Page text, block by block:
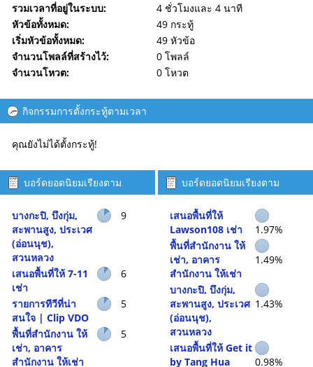
รวมเวลาที่อยู่ในระบบ:
4 ชั่วโมงและ 4 นาที
หัวข้อทั้งหมด:
49 กระทู้
เริ่มหัวข้อทั้งหมด:
49 หัวข้อ
จำนวนโพลล์ที่สร้างไว้:
0 โพลล์
จำนวนโหวต:
0 โหวต
กิจกรรมการตั้งกระทู้ตามเวลา
คุณยังไม่ได้ตั้งกระทู้!
บอร์ดยอดนิยมเรียงตาม
บางกะปิ, บึงกุ่ม,
สะพานสูง, ประเวศ
(อ่อนนุช),
สวนหลวง
9
เสนอพื้นที่ให้ 7-11
เช่า
6
รายการทีวีที่น่า
สนใจ | Clip VDO
5
พื้นที่สำนักงาน ให้
เช่า, อาคาร
สำนักงาน ให้เช่า
5
บอร์ดยอดนิยมเรียงตาม
กิจกรรม
เสนอพื้นที่ให้
Lawson108 เช่า
1.97%
พื้นที่สำนักงาน ให้
เช่า, อาคาร
สำนักงาน ให้เช่า
1.49%
บางกะปิ, บึงกุ่ม,
สะพานสูง, ประเวศ
(อ่อนนุช),
สวนหลวง
1.43%
เสนอพื้นที่ให้ Get it
by Tang Hua
0.98%